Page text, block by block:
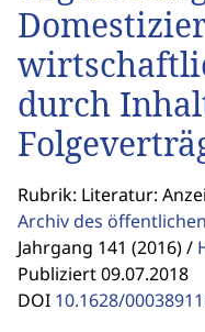
durch
Rubrik: Literatur:
Archiv des
Jahrgang 141 (2016) /
Publiziert 09.07.2018
DOI 10.1628/